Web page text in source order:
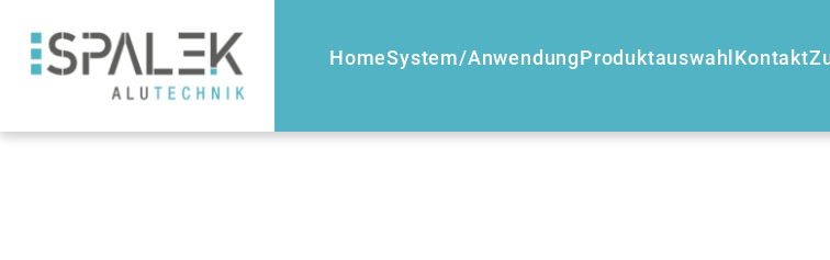
zum
Inhalt
HomeSystem/AnwendungProduktauswahl Kontakt